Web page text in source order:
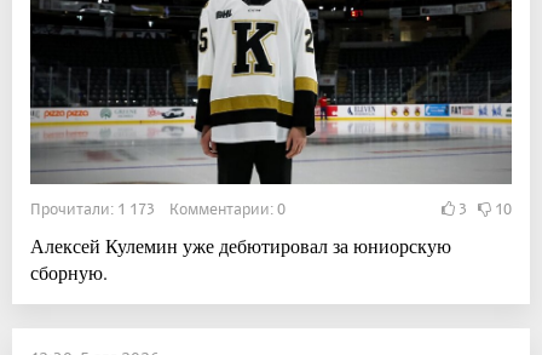
Прочитали: 1 173 Комментарии: 0 3 10
Алексей Кулемин уже дебютировал за юниорскую
сборную.